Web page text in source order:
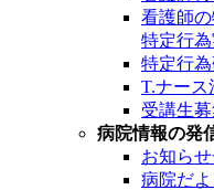
看護師
特定行
特定行
T.ナース
受講生
病院情報の発
お知ら
病院だよ